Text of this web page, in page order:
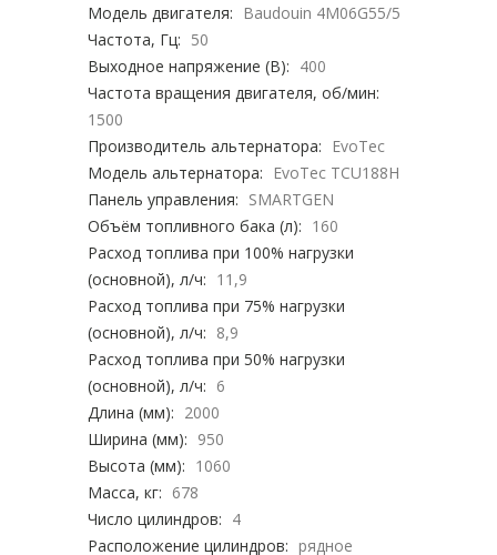
Модель двигателя:
Baudouin 4M06G55/5
Частота, Гц: 50
Выходное напряжение (В): 400
Частота вращения двигателя, об/мин:
1500
Производитель альтернатора:
EvoTec
Модель альтернатора:
EvoTec TCU188H
Панель управления: SMARTGEN
Объём топливного бака (л): 160
Расход топлива при 100% нагрузки
(основной), л/ч: 11,9
Расход топлива при 75% нагрузки
(основной), л/ч: 8,9
Расход топлива при 50% нагрузки
(основной), л/ч: 6
Длина (мм): 2000
Ширина (мм): 950
Высота (мм): 1060
Масса, кг: 678
Число цилиндров: 4
Расположение цилиндров: рядное